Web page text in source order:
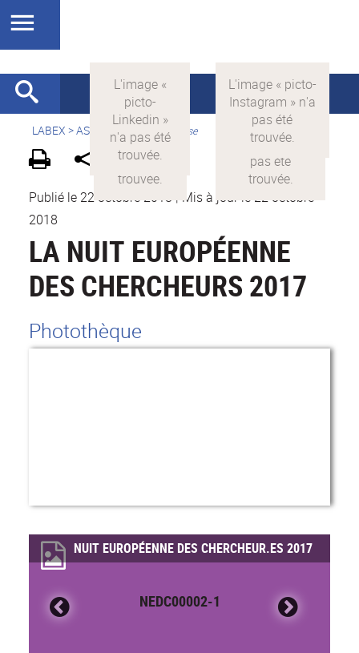
LABEX >ASLAN > Version française
Publié le 22 octobre 2018 | Mis à jour le 22 octobre
2018
LA NUIT EUROPÉENNE
DES CHERCHEURS 2017
Photothèque
NUIT EUROPÉENNE DES CHERCHEUR.ES 2017
NEDC00002-1